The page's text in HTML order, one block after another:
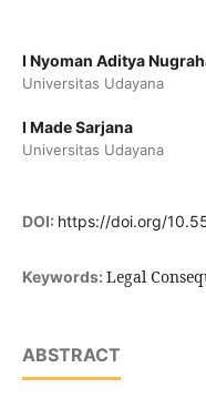
I Nyoman Aditya
Universitas Udayana
I Made Sarjana
Universitas Udayana
DOI: https://doi.org/
Keywords: Legal
ABSTRACT